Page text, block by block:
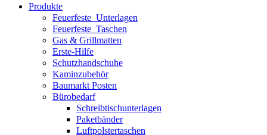
Produkte
Feuerfeste_Unterlagen
Feuerfeste_Taschen
Gas & Grillmatten
Erste-Hilfe
Schutzhandschuhe
Kaminzubehör
Baumarkt Posten
Bürobedarf
Schreibtischunterlagen
Paketbänder
Luftpolstertaschen